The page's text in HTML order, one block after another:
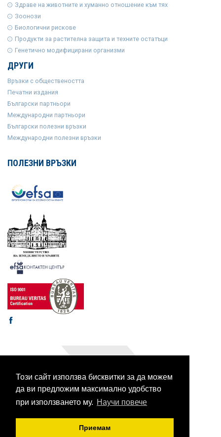
Този сайт използва бисквитки за да можем
да ви предложим максимално удобство
при използването му. Научи повече
Приемам
Здраве на животните и хуманно отношение към тях
Зоонози
Биологични рискове
Продукти за растителна защита и техните остатъци
Генетично модифицирани организми
ДРУГИ
Връзки с обществеността
Печатни издания
Български партньори
Международни партньори
Български полезни връзки
Международни полезни връзки
ПОЛЕЗНИ ВРЪЗКИ
© 2003-2026 CORHV
Всички права запазени.